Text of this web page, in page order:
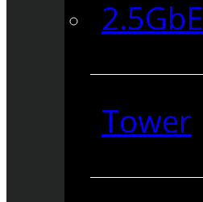
2.5GbE
Tower